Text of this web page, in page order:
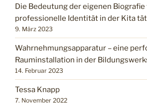
Die Bedeutung der eigenen Biografie
professionelle Identität in der Kita
9. März 2023
Wahrnehmungsapparatur – eine
Rauminstallation in der
14. Februar 2023
Tessa Knapp
7. November 2022